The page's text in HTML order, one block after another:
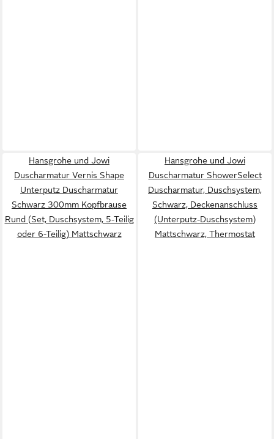
Hansgrohe und Jowi
Duscharmatur Vernis Shape
Unterputz Duscharmatur
Schwarz 300mm Kopfbrause
Rund (Set, Duschsystem, 5-Teilig
oder 6-Teilig) Mattschwarz
Hansgrohe und Jowi
Duscharmatur ShowerSelect
Duscharmatur, Duschsystem,
Schwarz, Deckenanschluss
(Unterputz-Duschsystem)
Mattschwarz, Thermostat